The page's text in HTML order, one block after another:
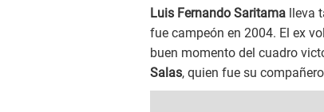
Luis Fernando Saritama lleva
fue campeón en 2004. El ex
buen momento del cuadro
Salas, quien fue su